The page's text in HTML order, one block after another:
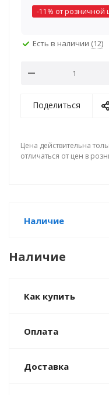
-11 % от розничной
Есть в наличии (12)
Поделиться
Цена действительна
отличаться от цен в
Наличие
Наличие
Как купить
Оплата
Доставка